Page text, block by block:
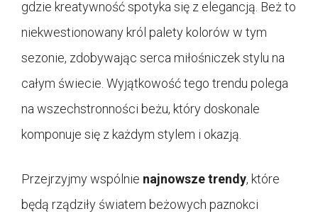
gdzie kreatywność spotyka się z elegancją. Beż to
niekwestionowany król palety kolorów w tym
sezonie, zdobywając serca miłośniczek stylu na
całym świecie. Wyjątkowość tego trendu polega
na wszechstronności beżu, który doskonale
komponuje się z każdym stylem i okazją.
Przejrzyjmy wspólnie najnowsze trendy, które
będą rządziły światem beżowych paznokci